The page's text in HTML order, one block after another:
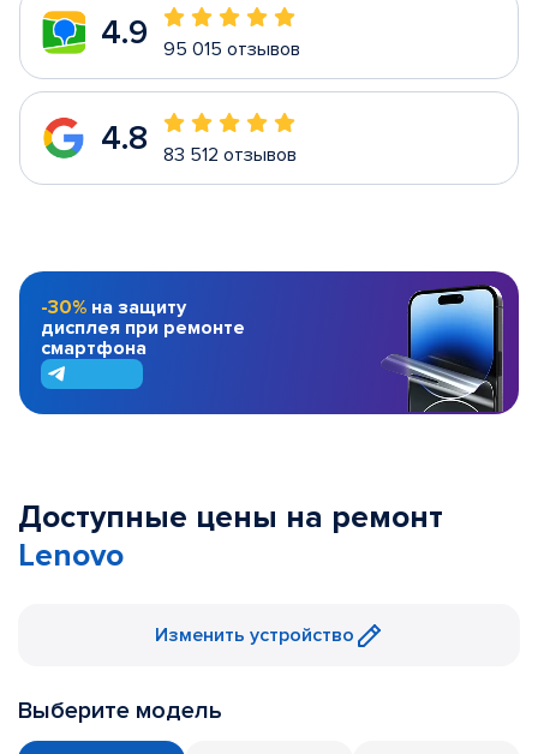
4.9 95 015 отзывов
4.8 83 512 отзывов
-30% на защиту
дисплея при ремонте
смартфона
Доступные цены на ремонт
Lenovo
Изменить устройство
Выберите модель